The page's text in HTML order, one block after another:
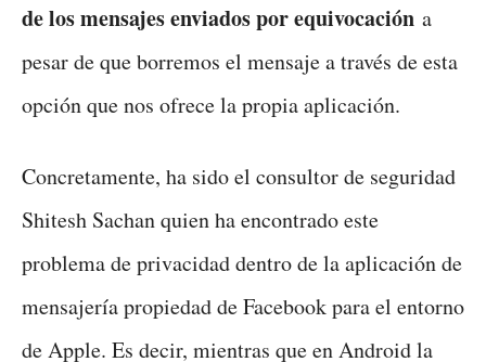
de los mensajes enviados por equivocación a
pesar de que borremos el mensaje a través de esta
opción que nos ofrece la propia aplicación.
Concretamente, ha sido el consultor de seguridad
Shitesh Sachan quien ha encontrado este
problema de privacidad dentro de la aplicación de
mensajería propiedad de Facebook para el entorno
de Apple. Es decir, mientras que en Android la